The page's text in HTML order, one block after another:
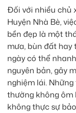
Đối với nhiều chủ
Huyện Nhà Bè,
bền đẹp là một
mưa, bùn đất hay
ngày có thể
nguyên bản, gây
nghiệm lái.
thường không ôm
không thực sự